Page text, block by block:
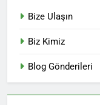
Bize Ulaşın
Biz Kimiz
Blog Gönderileri